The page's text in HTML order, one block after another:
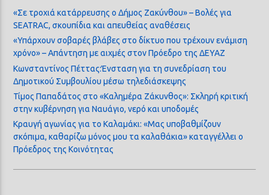
«Σε τροχιά κατάρρευσης ο Δήμος Ζακύνθου» – Βολές για
SEATRAC, σκουπίδια και απευθείας αναθέσεις
«Υπάρχουν σοβαρές βλάβες στο δίκτυο που τρέχουν ενάμιση
χρόνο» – Απάντηση με αιχμές στον Πρόεδρο της ΔΕΥΑΖ
Κωνσταντίνος Πέττας:Ένσταση για τη συνεδρίαση του
Δημοτικού Συμβουλίου μέσω τηλεδιάσκεψης
Τίμος Παπαδάτος στο «Καλημέρα Ζάκυνθος»: Σκληρή κριτική
στην κυβέρνηση για Ναυάγιο, νερό και υποδομές
Κραυγή αγωνίας για το Καλαμάκι: «Μας υποβαθμίζουν
σκόπιμα, καθαρίζω μόνος μου τα καλαθάκια» καταγγέλλει ο
Πρόεδρος της Κοινότητας